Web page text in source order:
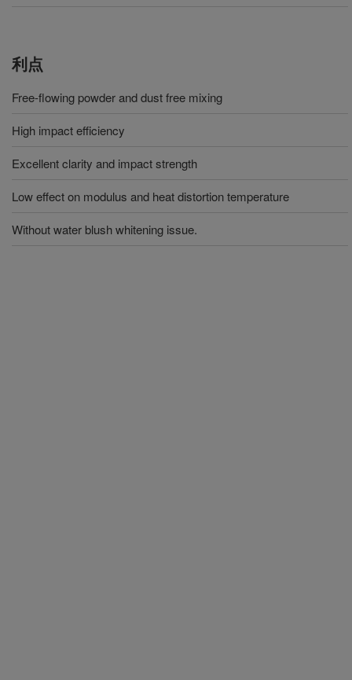
利点
Free-flowing powder and dust free mixing
High impact efficiency
Excellent clarity and impact strength
Low effect on modulus and heat distortion temperature
Without water blush whitening issue.